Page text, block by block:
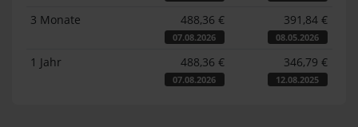
3 Monate 488,36 €
07.08.2026
391,84 €
08.05.2026
1 Jahr 488,36 €
07.08.2026
346,79 €
12.08.2025